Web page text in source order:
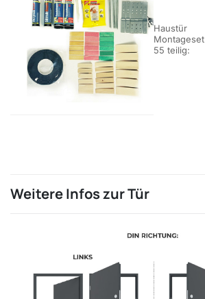
Haustür
Montageset
55 teilig:
Weitere Infos zur Tür